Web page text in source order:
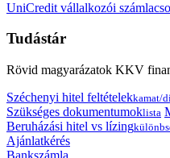
UniCredit vállalkozói
Tudástár
Rövid magyarázatok KKV
Széchenyi hitel feltételekkamat/
Szükséges dokumentumoklista
Beruházási hitel vs lízing
Ajánlatkérés